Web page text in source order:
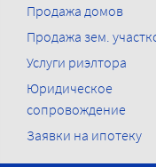
Продажа домов
Продажа зем.
Услуги риэлтора
Юридическое
сопровождение
Заявки на ипотеку